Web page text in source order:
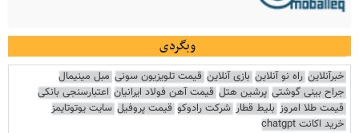
وبگردی
خبرآنلاین راه نو آنلاین بازی آنلاین قیمت تلویزیون سونی مبل مینیمال
جراح بینی گوشتی پرشین هتل قیمت آهن فولاد ایرانیان اعتبارسنجی بانکی
قیمت طلا امروز بلیط قطار شرکت رادوکو قیمت پروفیل سایت یوتوتایمز
خرید اکانت chatgpt